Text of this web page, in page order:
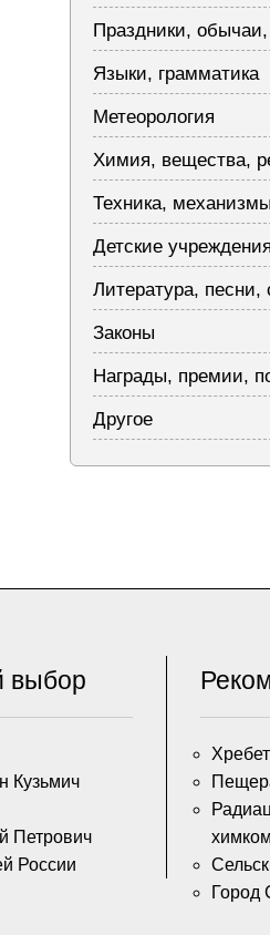
Праздники,
Языки, грамматика
Метеорология
Химия, вещества,
Техника, механизмы
Детские учреждения
Литература, песни,
Законы
Награды, премии,
Другое
выбор
Кузьмич
Петрович
России
Город